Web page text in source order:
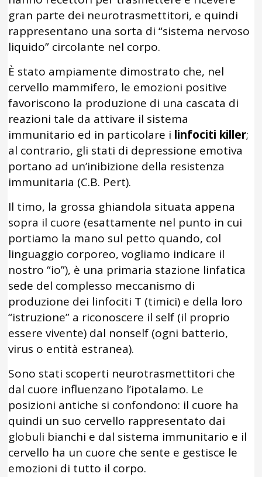
gran parte dei neurotrasmettitori, e quindi
rappresentano una sorta di “sistema nervoso
liquido” circolante nel corpo.
È stato ampiamente dimostrato che, nel
cervello mammifero, le emozioni positive
favoriscono la produzione di una cascata di
reazioni tale da attivare il sistema
immunitario ed in particolare i linfociti killer;
al contrario, gli stati di depressione emotiva
portano ad un’inibizione della resistenza
immunitaria (C.B. Pert).
Il timo, la grossa ghiandola situata appena
sopra il cuore (esattamente nel punto in cui
portiamo la mano sul petto quando, col
linguaggio corporeo, vogliamo indicare il
nostro “io”), è una primaria stazione linfatica
sede del complesso meccanismo di
produzione dei linfociti T (timici) e della loro
“istruzione” a riconoscere il self (il proprio
essere vivente) dal nonself (ogni batterio,
virus o entità estranea).
Sono stati scoperti neurotrasmettitori che
dal cuore influenzano l’ipotalamo. Le
posizioni antiche si confondono: il cuore ha
quindi un suo cervello rappresentato dai
globuli bianchi e dal sistema immunitario e il
cervello ha un cuore che sente e gestisce le
emozioni di tutto il corpo.